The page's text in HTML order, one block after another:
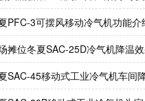
PFC-3可摆风移动冷气机功能介
摊位冬夏SAC-25D冷气机降温
SAC-45移动式工业冷气机车间